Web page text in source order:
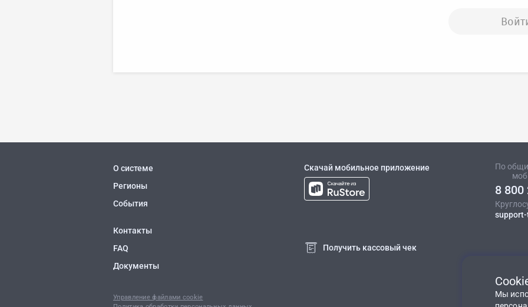
О системе
Регионы
События
Контакты
FAQ
Документы
Скачай мобильное приложение
Получить кассовый чек
По
8 800
Управление файлами cookie
Мы